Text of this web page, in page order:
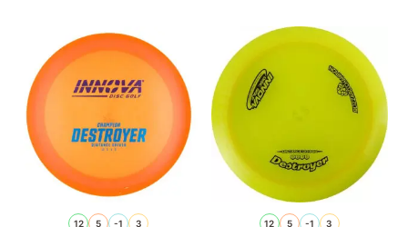
12 5 -1 3 12 5 -1 3